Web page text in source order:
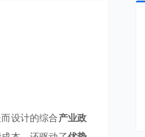
设计的综合产业政